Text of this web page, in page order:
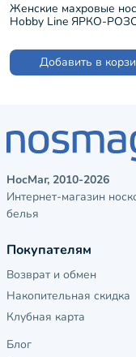
Женские махровые
Hobby Line ЯРКО-
Добавить в
НосМаг, 2010-2026
Интернет-магазин
белья
Покупателям
Возврат и обмен
Накопительная скидка
Клубная карта
Блог